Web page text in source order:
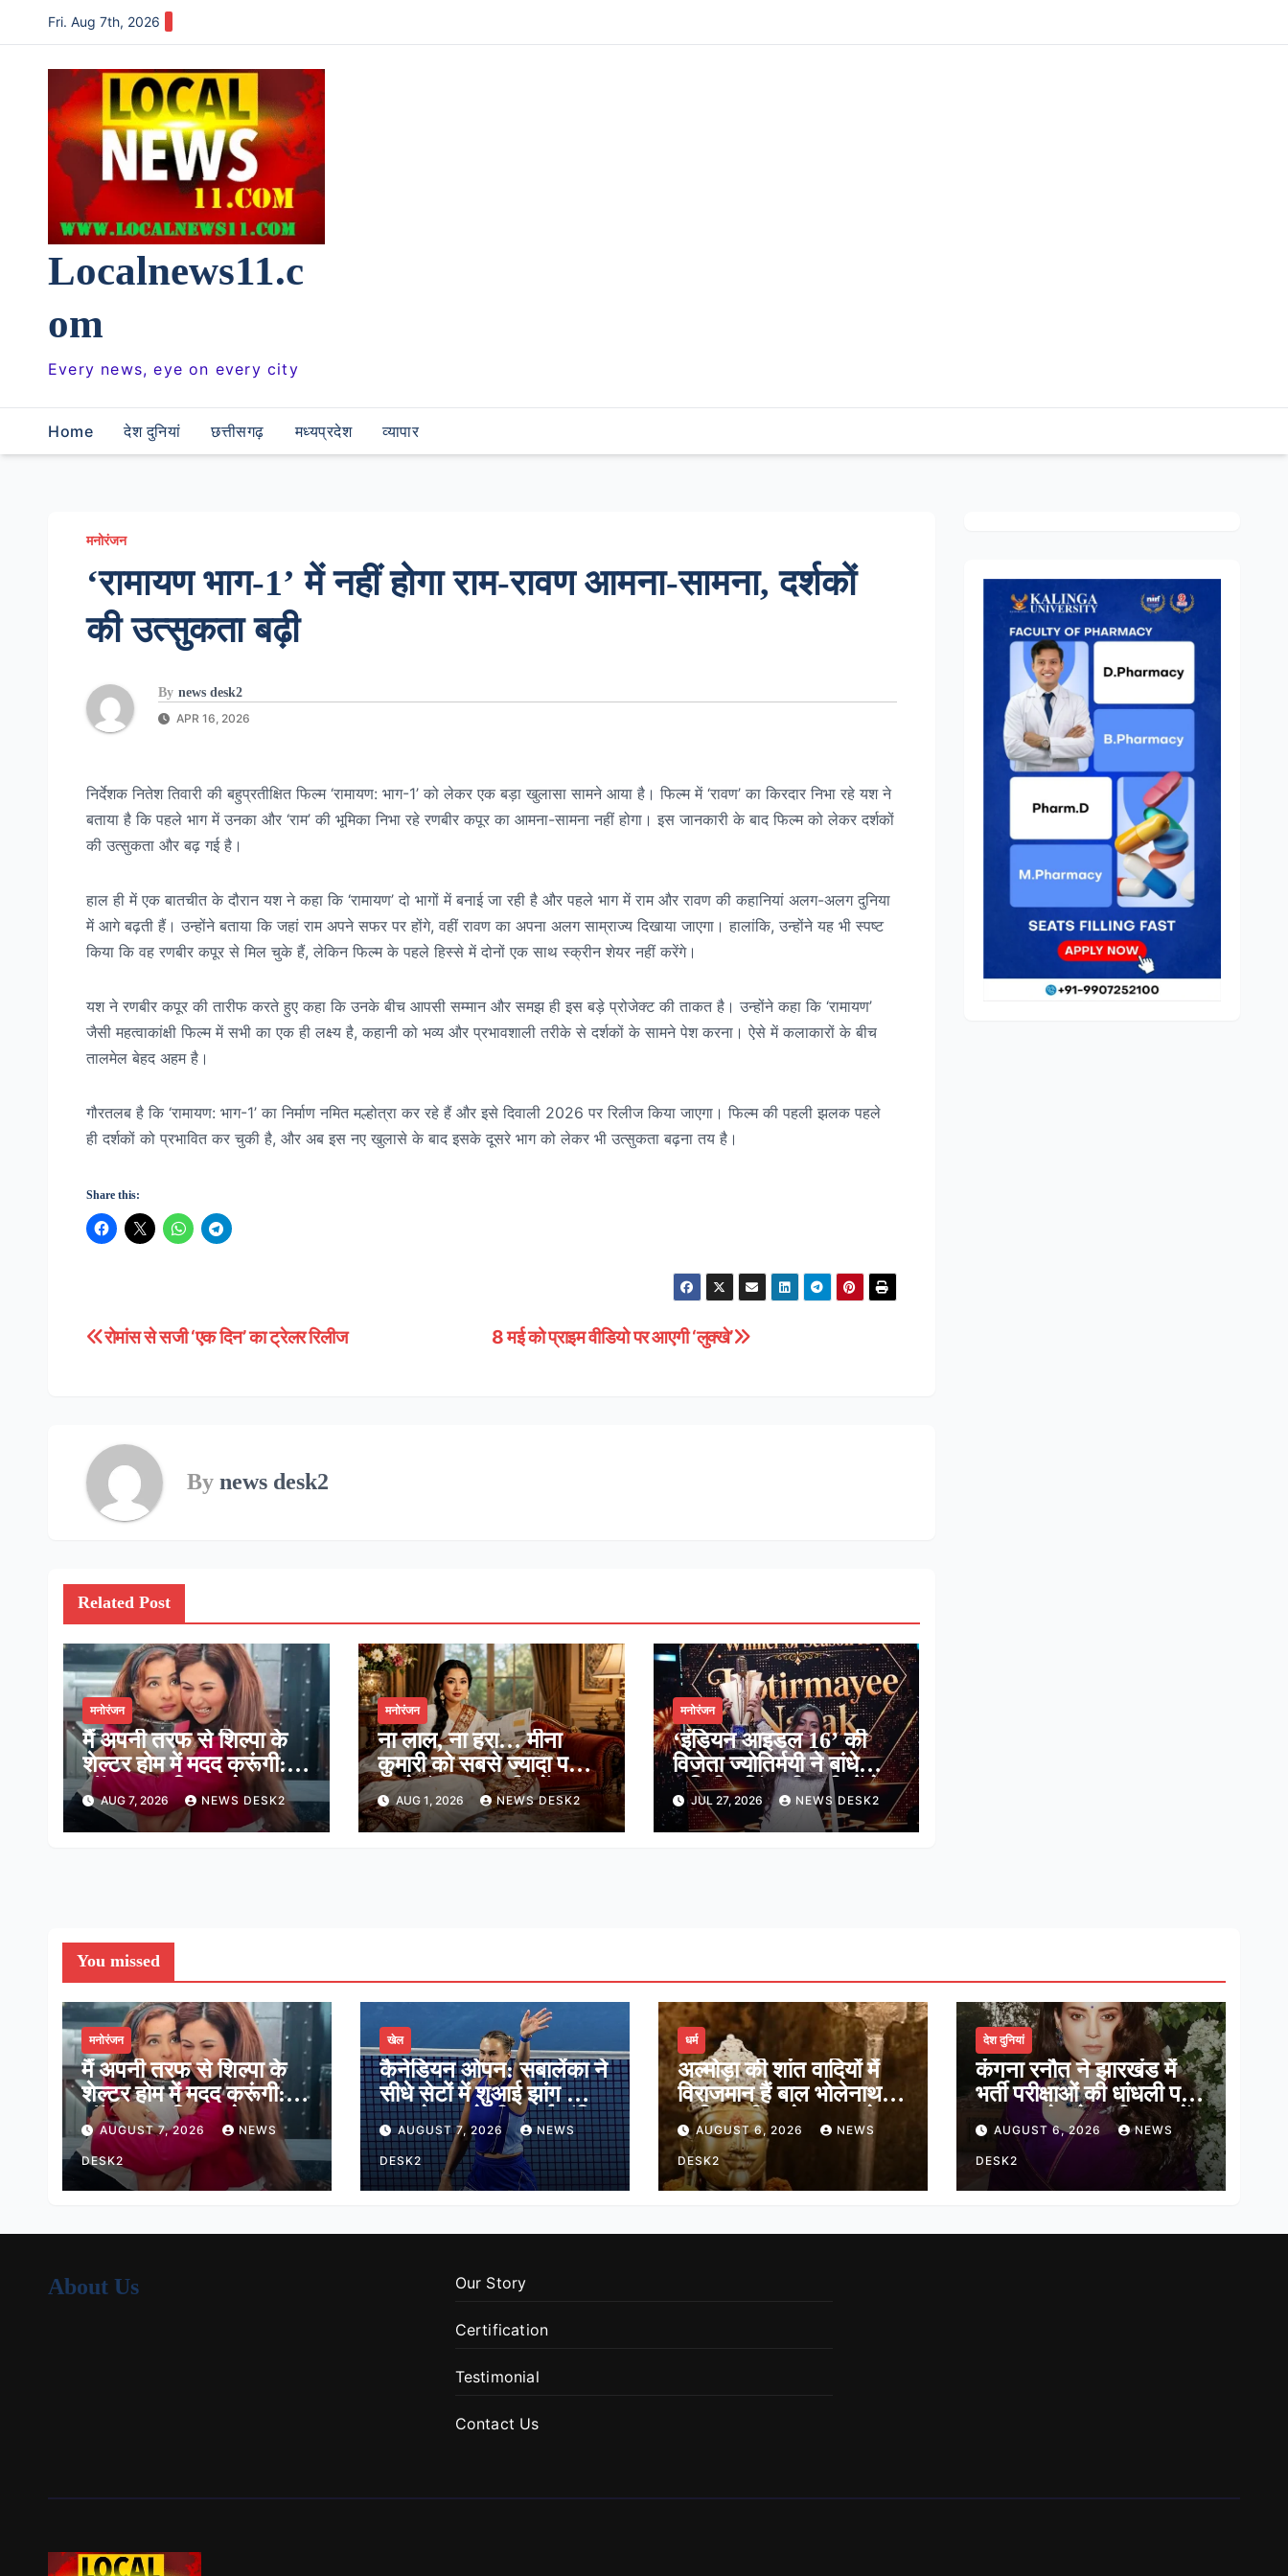
to
content
Fri. Aug 7th, 2026
Localnews11.c
om
Every news, eye on every city
Home देश दुनियां छत्तीसगढ़ मध्यप्रदेश व्यापार
मनोरंजन
‘रामायण भाग-1’ में नहीं होगा राम-रावण आमना-सामना, दर्शकों
की उत्सुकता बढ़ी
By news desk2
APR 16, 2026
निर्देशक नितेश तिवारी की बहुप्रतीक्षित फिल्म ‘रामायण: भाग-1’ को लेकर एक बड़ा खुलासा सामने आया है। फिल्म में ‘रावण’ का किरदार निभा रहे यश ने
बताया है कि पहले भाग में उनका और ‘राम’ की भूमिका निभा रहे रणबीर कपूर का आमना-सामना नहीं होगा। इस जानकारी के बाद फिल्म को लेकर दर्शकों
की उत्सुकता और बढ़ गई है।
हाल ही में एक बातचीत के दौरान यश ने कहा कि ‘रामायण’ दो भागों में बनाई जा रही है और पहले भाग में राम और रावण की कहानियां अलग-अलग दुनिया
में आगे बढ़ती हैं। उन्होंने बताया कि जहां राम अपने सफर पर होंगे, वहीं रावण का अपना अलग साम्राज्य दिखाया जाएगा। हालांकि, उन्होंने यह भी स्पष्ट
किया कि वह रणबीर कपूर से मिल चुके हैं, लेकिन फिल्म के पहले हिस्से में दोनों एक साथ स्क्रीन शेयर नहीं करेंगे।
यश ने रणबीर कपूर की तारीफ करते हुए कहा कि उनके बीच आपसी सम्मान और समझ ही इस बड़े प्रोजेक्ट की ताकत है। उन्होंने कहा कि ‘रामायण’
जैसी महत्वाकांक्षी फिल्म में सभी का एक ही लक्ष्य है, कहानी को भव्य और प्रभावशाली तरीके से दर्शकों के सामने पेश करना। ऐसे में कलाकारों के बीच
तालमेल बेहद अहम है।
गौरतलब है कि ‘रामायण: भाग-1’ का निर्माण नमित मल्होत्रा कर रहे हैं और इसे दिवाली 2026 पर रिलीज किया जाएगा। फिल्म की पहली झलक पहले
ही दर्शकों को प्रभावित कर चुकी है, और अब इस नए खुलासे के बाद इसके दूसरे भाग को लेकर भी उत्सुकता बढ़ना तय है।
Share this:
Post
8 मई को प्राइम वीडियो पर आएगी ‘लुक्खे’
रोमांस से सजी ‘एक दिन’ का ट्रेलर रिलीज
By news desk2
Related Post
मनोरंजन
मैं अपनी तरफ से शिल्पा के
शेल्टर होम में मदद करूंगी:
लॉकअप-2 विनर श्रेया
कालरा
AUG 7, 2026 NEWS DESK2
मनोरंजन
ना लाल, ना हरा… मीना
कुमारी को सबसे ज्यादा पसंद
था ये रंग, हर तस्वीर में
दिखती थी झलक
AUG 1, 2026 NEWS DESK2
मनोरंजन
‘इंडियन आइडल 16’ की
विजेता ज्योतिर्मयी ने बांधे
अरिजीत सिंह की तारीफों के
पुल, बोलीं-‘उनकी आवाज
सुकून देती है’
JUL 27, 2026 NEWS DESK2
You missed
मनोरंजन
मैं अपनी तरफ से शिल्पा के
शेल्टर होम में मदद करूंगी:
लॉकअप-2 विनर श्रेया
कालरा
AUGUST 7, 2026 NEWS
DESK2
खेल
कैनेडियन ओपन: सबालेंका ने
सीधे सेटों में शुआई झांग को दी
मात, पेगुला ने भी बनाई अंतिम
16 में जगह
AUGUST 7, 2026 NEWS
DESK2
धर्म
अल्मोड़ा की शांत वादियों में
विराजमान हैं बाल भोलेनाथ,
जानिए श्री जागेश्वर महादेव
मंदिर का पौराणिक इतिहास
AUGUST 6, 2026 NEWS
DESK2
देश दुनियां
कंगना रनौत ने झारखंड में
भर्ती परीक्षाओं की धांधली पर
कहा, हमारे ‘जेन-जी’ सच में
हर तरह की तकलीफ झेल रहे
हैं
AUGUST 6, 2026 NEWS
DESK2
About Us Our Story
Certification
Testimonial
Contact Us